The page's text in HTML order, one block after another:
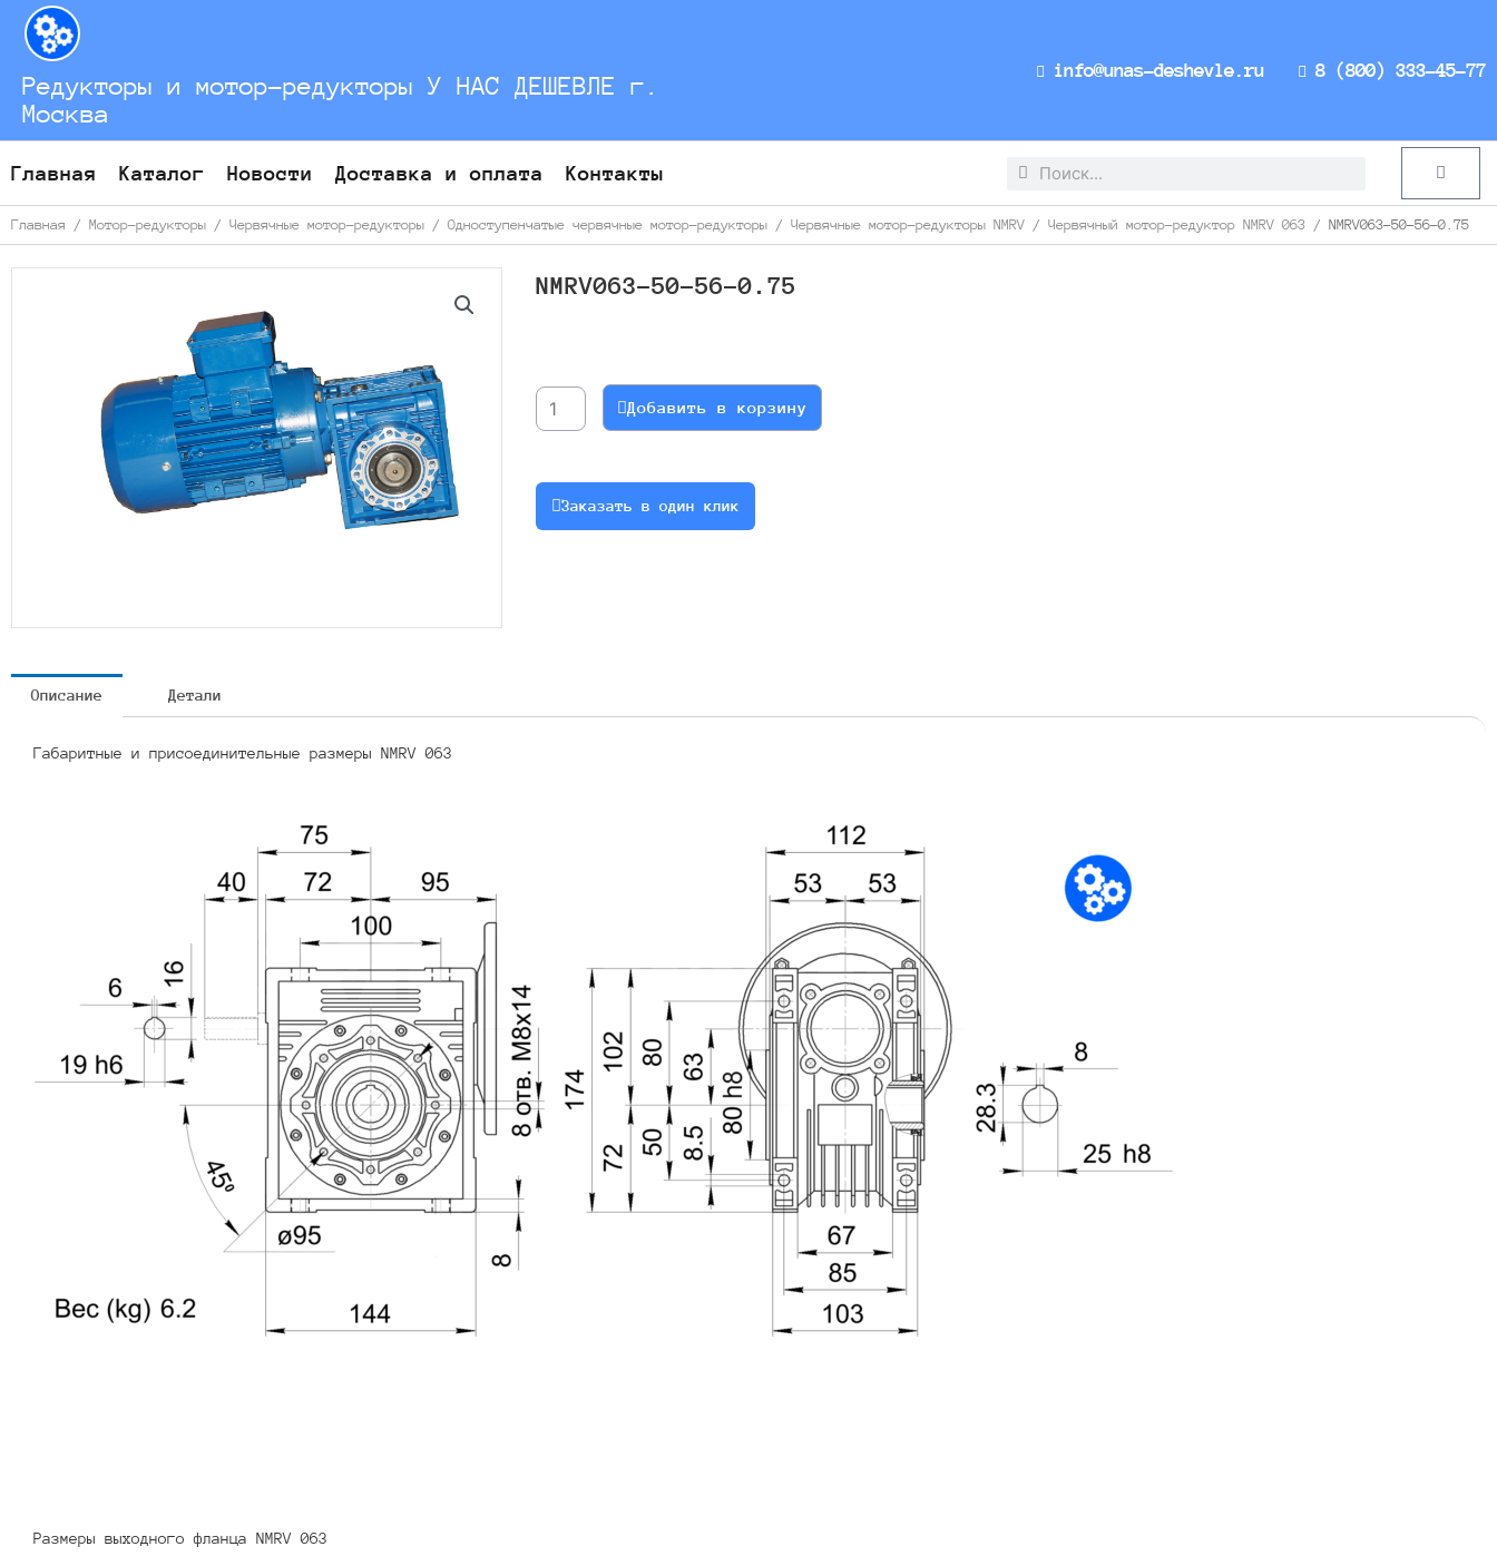
Перейти
содержимому
Редукторы и мотор-редукторы У НАС ДЕШЕВЛЕ г.
Москва
info@unas-deshevle.ru 8 (800) 333-45-77
Главная Каталог Новости Доставка и оплата Контакты Search
Search Cart
Главная / Мотор-редукторы / Червячные мотор-редукторы / Одноступенчатые червячные мотор-редукторы / Червячные мотор-редукторы NMRV / Червячный мотор-редуктор NMRV 063 / NMRV063-50-56-0.75
NMRV063-50-56-0.75
NMRV063-
50-
0.75
Добавить в корзину
Заказать в один клик
Описание Детали
Габаритные и присоединительные размеры NMRV 063
Размеры выходного фланца NMRV 063